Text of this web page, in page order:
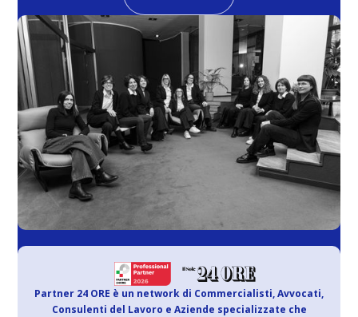
Partner 24 ORE è un network di Commercialisti, Avvocati,
Consulenti del Lavoro e Aziende specializzate che